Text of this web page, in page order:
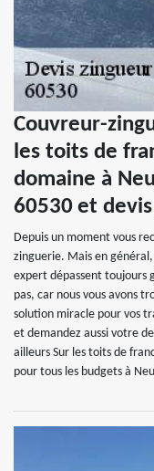
Couvreur-
les toits de
domaine à
60530 et
Depuis un moment vous
zinguerie. Mais en
expert dépassent toujours
pas, car nous vous avons
solution miracle pour vos
et demandez aussi votre
ailleurs Sur les toits de
pour tous les budgets à